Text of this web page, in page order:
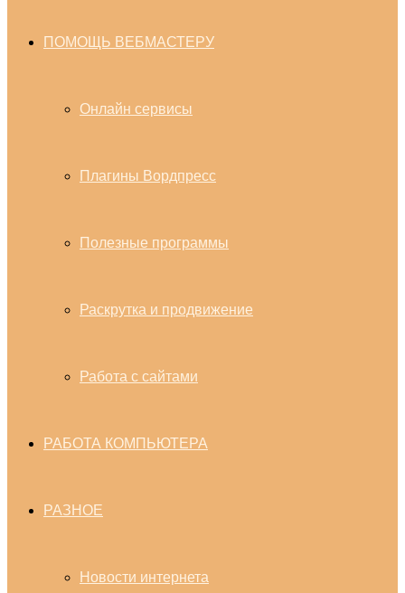
ПОМОЩЬ ВЕБМАСТЕРУ
Онлайн сервисы
Плагины Вордпресс
Полезные программы
Раскрутка и продвижение
Работа с сайтами
РАБОТА КОМПЬЮТЕРА
РАЗНОЕ
Новости интернета